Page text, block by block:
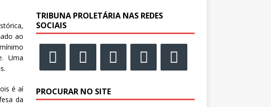
ao
Uma
é aí
da
TRIBUNA PROLETÁRIA NAS REDES
SOCIAIS
PROCURAR NO SITE